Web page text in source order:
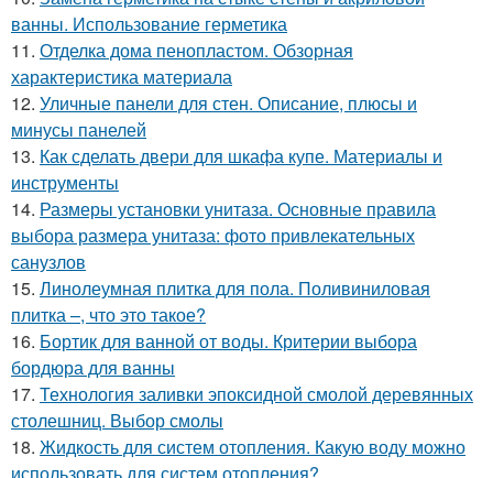
ванны. Использование герметика
11. Отделка дома пенопластом. Обзорная
характеристика материала
12. Уличные панели для стен. Описание, плюсы и
минусы панелей
13. Как сделать двери для шкафа купе. Материалы и
инструменты
14. Размеры установки унитаза. Основные правила
выбора размера унитаза: фото привлекательных
санузлов
15. Линолеумная плитка для пола. Поливиниловая
плитка –, что это такое?
16. Бортик для ванной от воды. Критерии выбора
бордюра для ванны
17. Технология заливки эпоксидной смолой деревянных
столешниц. Выбор смолы
18. Жидкость для систем отопления. Какую воду можно
использовать для систем отопления?